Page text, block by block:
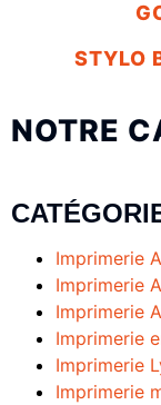
STYLO
NOTRE
Imprimerie
Imprimerie
Imprimerie
Imprimerie
Imprimerie
Imprimerie